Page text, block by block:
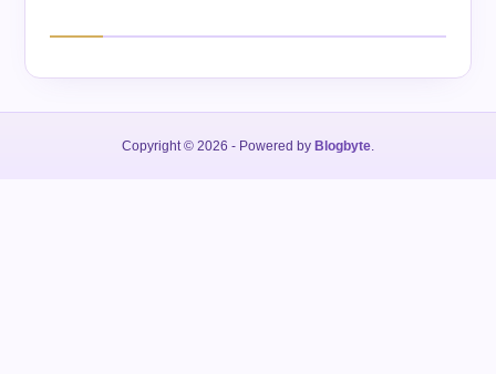
Copyright © 2026 - Powered by Blogbyte.